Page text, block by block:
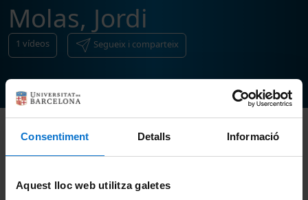
Consentiment Detalls Informació
Aquest lloc web utilitza galetes
Molas, Jordi
1 vídeos Segueix i comparteix